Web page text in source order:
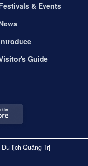
Festivals & Events
News
Guide
lịch Quảng Trị